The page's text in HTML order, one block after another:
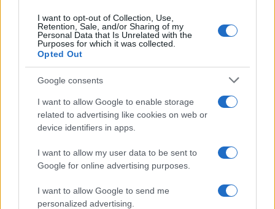
I want to opt-out of Collection, Use,
Retention, Sale, and/or Sharing of my
Personal Data that Is Unrelated with the
Purposes for which it was collected.
Opted Out
Google consents
I want to allow Google to enable storage
related to advertising like cookies on web or
device identifiers in apps.
I want to allow my user data to be sent to
Google for online advertising purposes.
I want to allow Google to send me
personalized advertising.
Ροή Ειδήσεων
γερμανική βάση υποστήριξης Patriot